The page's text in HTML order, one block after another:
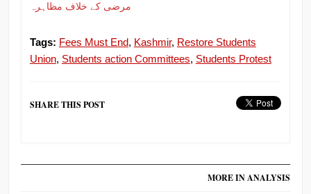
مرضی کے خلاف مظاہرہ
Tags: Fees Must End, Kashmir, Restore Students
Union, Students action Committees, Students Protest
SHARE THIS POST
MORE IN ANALYSIS